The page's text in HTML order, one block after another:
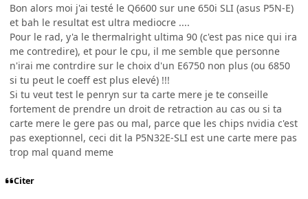
Bon alors moi j'ai testé le Q6600 sur une 650i SLI (asus P5N-E)
et bah le resultat est ultra mediocre ....
Pour le rad, y'a le thermalright ultima 90 (c'est pas nice qui ira
me contredire), et pour le cpu, il me semble que personne
n'irai me contrdire sur le choix d'un E6750 non plus (ou 6850
si tu peut le coeff est plus elevé) !!!
Si tu veut test le penryn sur ta carte mere je te conseille
fortement de prendre un droit de retraction au cas ou si ta
carte mere le gere pas ou mal, parce que les chips nvidia c'est
pas exeptionnel, ceci dit la P5N32E-SLI est une carte mere pas
trop mal quand meme
Citer